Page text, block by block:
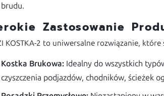
brudu.
Zastosowanie
KOSTKA-2 to uniwersalne rozwiązanie,
Kostka Brukowa: Idealny do wszystkich
czyszczenia podjazdów, chodników, ścieżek